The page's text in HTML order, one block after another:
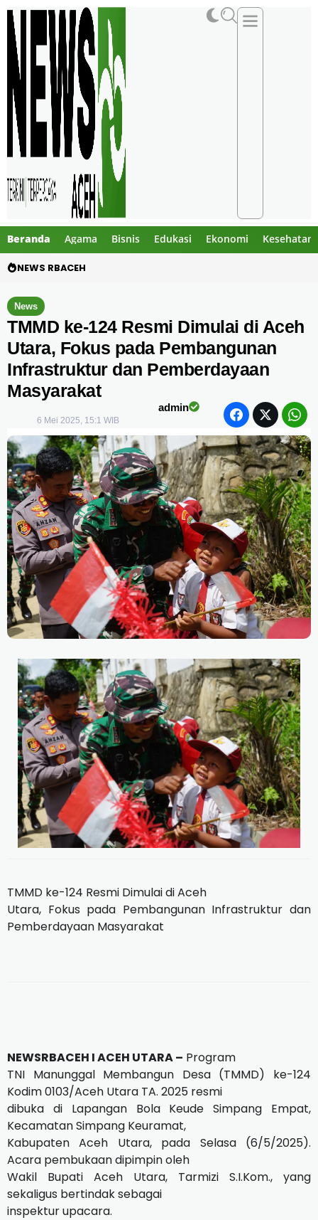
Beranda Agama Bisnis Edukasi Ekonomi Kesehatan
NEWS RBACEH
News
TMMD ke-124 Resmi Dimulai di Aceh
Utara, Fokus pada Pembangunan
Infrastruktur dan Pemberdayaan
Masyarakat
admin
6 Mei 2025, 15:1 WIB
TMMD ke-124 Resmi Dimulai di Aceh
Utara, Fokus pada Pembangunan Infrastruktur dan
Pemberdayaan Masyarakat
NEWSRBACEH I ACEH UTARA – Program
TNI Manunggal Membangun Desa (TMMD) ke-124
Kodim 0103/Aceh Utara TA. 2025 resmi
dibuka di Lapangan Bola Keude Simpang Empat,
Kecamatan Simpang Keuramat,
Kabupaten Aceh Utara, pada Selasa (6/5/2025).
Acara pembukaan dipimpin oleh
Wakil Bupati Aceh Utara, Tarmizi S.I.Kom., yang
sekaligus bertindak sebagai
inspektur upacara.